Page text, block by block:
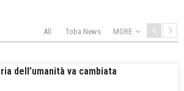
All Toba News MORE
dell’umanità va cambiata